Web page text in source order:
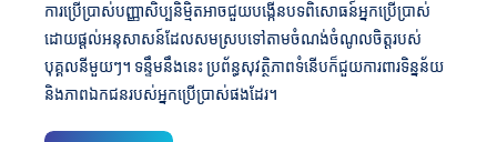
ការប្រើប្រាស់បញ្ញាសិប្បនិម្មិតអាចជួយបង្កើនបទពិសោធន៍អ្នកប្រើប្រាស់
ដោយផ្តល់អនុសាសន៍ដែលសមស្របទៅតាមចំណង់ចំណូលចិត្តរបស់
បុគ្គលនីមួយៗ។ ទន្ទឹមនឹងនេះ ប្រព័ន្ធសុវត្ថិភាពទំនើបក៏ជួយការពារទិន្នន័យ
និងភាពឯកជនរបស់អ្នកប្រើប្រាស់ផងដែរ។